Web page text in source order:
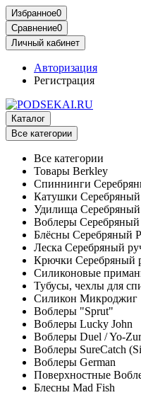
Избранное0
Сравнение0
Личный кабинет
Авторизация
Регистрация
Каталог
Все категории
Все категории
Товары Berkley
Спиннинги
Катушки Серебряный
Удилища Серебряный
Воблеры Серебряный
Блёсны Серебряный
Леска Серебряный
Крючки Серебряный
Силиконовые
Тубусы, чехлы для
Силикон Микроджиг
Воблеры "Sprut"
Воблеры Lucky John
Воблеры Duel / Yo-
Воблеры SureCatch
Воблеры German
Поверхностные
Блесны Mad Fish